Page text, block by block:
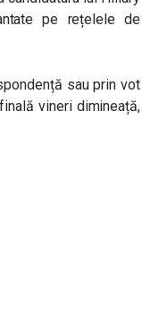
pe rețelele de
sau prin vot
vineri dimineață,